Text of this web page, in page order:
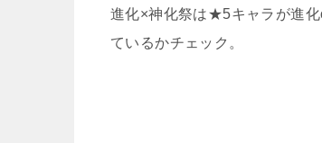
進化×神化祭は★5キャラが進
ているかチェック。